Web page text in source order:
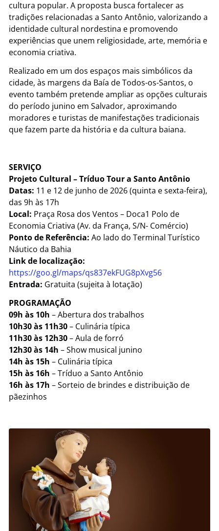
cultura popular. A proposta busca fortalecer as
tradições relacionadas a Santo Antônio, valorizando a
identidade cultural nordestina e promovendo
experiências que unem religiosidade, arte, memória e
economia criativa.
Realizado em um dos espaços mais simbólicos da
cidade, às margens da Baía de Todos-os-Santos, o
evento também pretende ampliar as opções culturais
do período junino em Salvador, aproximando
moradores e turistas de manifestações tradicionais
que fazem parte da história e da cultura baiana.
SERVIÇO
Projeto Cultural – Tríduo Tour a Santo Antônio
Datas: 11 e 12 de junho de 2026 (quinta e sexta-feira),
das 9h às 17h
Local: Praça Rosa dos Ventos – Doca1 Polo de
Economia Criativa (Av. da França, S/N- Comércio)
Ponto de Referência: Ao lado do Terminal Turístico
Náutico da Bahia
Link de localização:
https://goo.gl/maps/qs837ekFUG8pXvg56
Entrada: Gratuita (sujeita à lotação)
PROGRAMAÇÃO
09h às 10h – Abertura dos trabalhos
10h30 às 11h30– Culinária típica
11h30 às 12h30– Aula de forró
12h30 às 14h – Show musical junino
14h às 15h – Culinária típica
15h às 16h – Tríduo a Santo Antônio
16h às 17h – Sorteio de brindes e distribuição de
pãezinhos